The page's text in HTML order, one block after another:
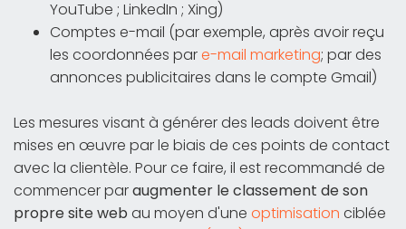
YouTube ; LinkedIn ; Xing)
Comptes e-mail (par exemple, après avoir reçu
les coordonnées pare-mail marketing; par des
annonces publicitaires dans le compte Gmail)
Les mesures visant à générer des leads doivent être
mises en œuvre par le biais de ces points de contact
avec la clientèle. Pour ce faire, il est recommandé de
commencer paraugmenter le classement de son
propre site web au moyen d'une optimisation ciblée